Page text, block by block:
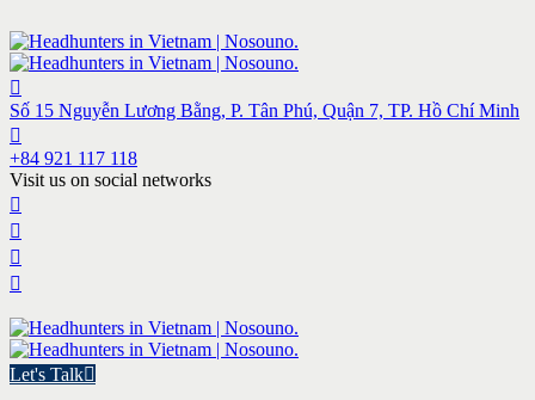
Số 15 Nguyễn Lương Bằng, P. Tân Phú, Quận 7, TP. Hồ Chí Minh
+84 921 117 118
Visit us on social networks
Let's Talk